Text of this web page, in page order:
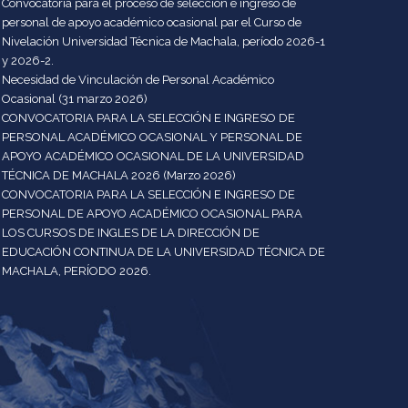
Convocatoria para el proceso de selección e ingreso de
personal de apoyo académico ocasional par el Curso de
Nivelación Universidad Técnica de Machala, período 2026-1
y 2026-2.
Necesidad de Vinculación de Personal Académico
Ocasional (31 marzo 2026)
CONVOCATORIA PARA LA SELECCIÓN E INGRESO DE
PERSONAL ACADÉMICO OCASIONAL Y PERSONAL DE
APOYO ACADÉMICO OCASIONAL DE LA UNIVERSIDAD
TÉCNICA DE MACHALA 2026 (Marzo 2026)
CONVOCATORIA PARA LA SELECCIÓN E INGRESO DE
PERSONAL DE APOYO ACADÉMICO OCASIONAL PARA
LOS CURSOS DE INGLES DE LA DIRECCIÓN DE
EDUCACIÓN CONTINUA DE LA UNIVERSIDAD TÉCNICA DE
MACHALA, PERÍODO 2026.